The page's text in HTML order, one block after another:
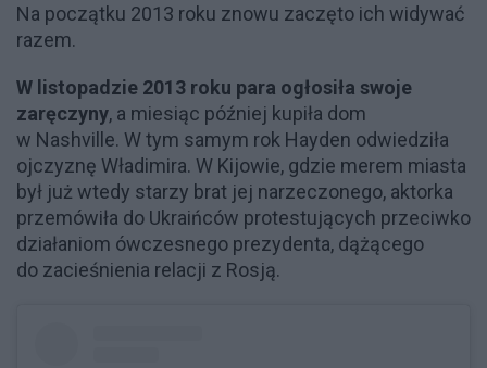
Na początku 2013 roku znowu zaczęto ich widywać
razem.
W listopadzie 2013 roku para ogłosiła swoje
zaręczyny, a miesiąc później kupiła dom
w Nashville. W tym samym rok Hayden odwiedziła
ojczyznę Władimira. W Kijowie, gdzie merem miasta
był już wtedy starzy brat jej narzeczonego, aktorka
przemówiła do Ukraińców protestujących przeciwko
działaniom ówczesnego prezydenta, dążącego
do zacieśnienia relacji z Rosją.